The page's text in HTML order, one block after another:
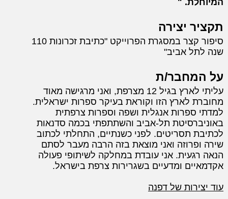
המיוחלת.
תקציר יצירה
סיפור קצר במסגרת הפרוייקט "כתיבת זכרונות 110
שנה לתל אביב"
על המחבר/ת
עליתי לארץ בגיל 12 מצרפת, ואני מרגישה מאוד
מחוברת לארץ הזו וקוראת בעיקר ספרות ישראלית.
למדתי ספרות אנגלית ושפה וספרות צרפתית
באוניברסיטת תל-אביב והשתתפתי בכמה סדנאות
לכתיבת תסריטים. לפני כשנתיים, התחלתי לכתוב
שירה ופרוזה ואני מוצאת בזה הרבה מעבר לסתם
הנאה רגעית. אני עובדת במחלקה לשיתופי פעולה
אקדמאיים ומדעיים בשגרירות צרפת בישראל.
עוד יצירות של דפנה